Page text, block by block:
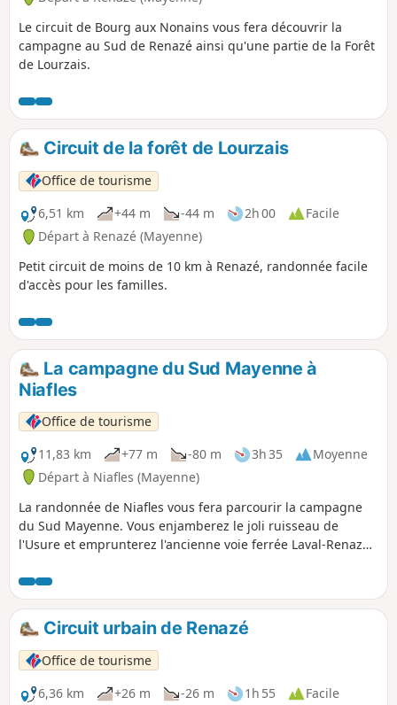
Le circuit de Bourg aux Nonains vous fera découvrir la
campagne au Sud de Renazé ainsi qu'une partie de la Forêt
de Lourzais.
Circuit de la forêt de Lourzais
Office de tourisme
6,51 km
+44 m -44 m 2h 00
Facile
Départ à Renazé (Mayenne)
Petit circuit de moins de 10 km à Renazé, randonnée facile
d'accès pour les familles.
La campagne du Sud Mayenne à
Niafles
Office de tourisme
11,83 km
+77 m -80 m 3h 35
Moyenne
Départ à Niafles (Mayenne)
La randonnée de Niafles vous fera parcourir la campagne
du Sud Mayenne. Vous enjamberez le joli ruisseau de
l'Usure et emprunterez l'ancienne voie ferrée Laval-Renazé
Circuit urbain de Renazé
Office de tourisme
6,36 km
+26 m -26 m 1h 55 Facile